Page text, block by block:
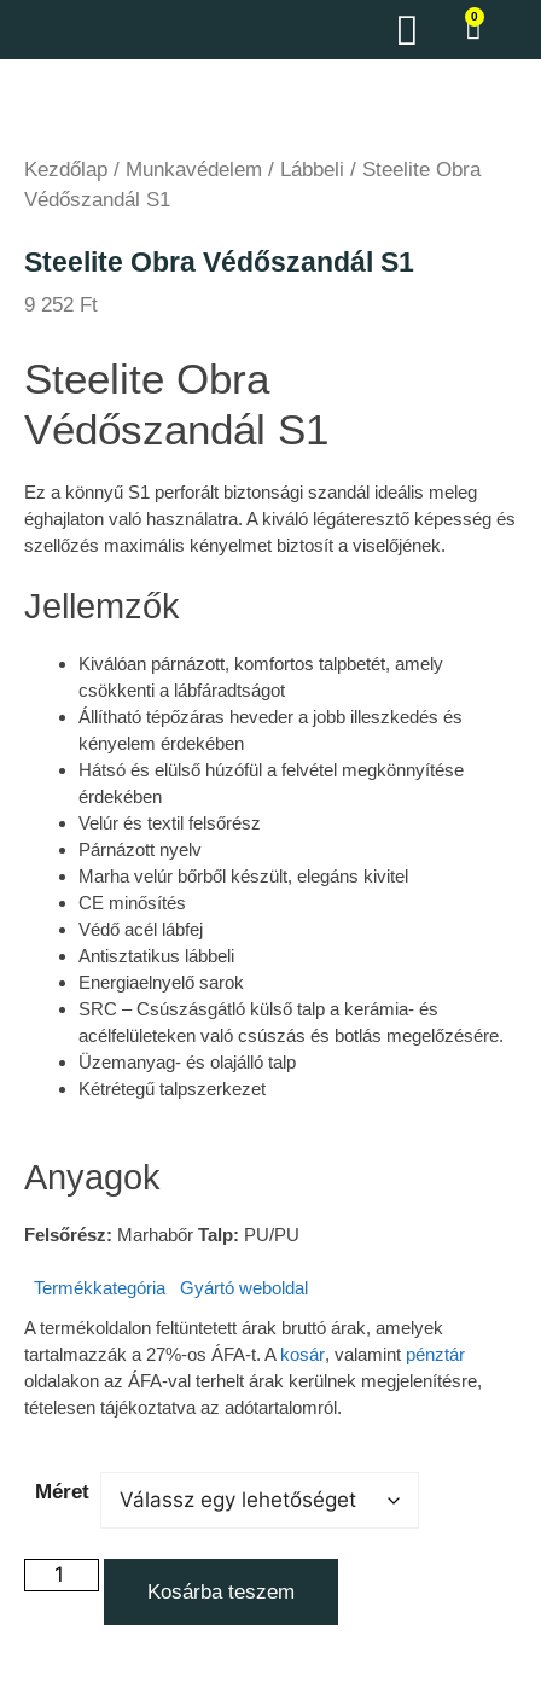
0
Kezdőlap / Munkavédelem / Lábbeli / Steelite Obra
Védőszandál S1
Steelite Obra Védőszandál S1
9 252 Ft
Steelite Obra
Védőszandál S1
Ez a könnyű S1 perforált biztonsági szandál ideális meleg
éghajlaton való használatra. A kiváló légáteresztő képesség és
szellőzés maximális kényelmet biztosít a viselőjének.
Jellemzők
Kiválóan párnázott, komfortos talpbetét, amely
csökkenti a lábfáradtságot
Állítható tépőzáras heveder a jobb illeszkedés és
kényelem érdekében
Hátsó és elülső húzófül a felvétel megkönnyítése
érdekében
Velúr és textil felsőrész
Párnázott nyelv
Marha velúr bőrből készült, elegáns kivitel
CE minősítés
Védő acél lábfej
Antisztatikus lábbeli
Energiaelnyelő sarok
SRC – Csúszásgátló külső talp a kerámia- és
acélfelületeken való csúszás és botlás megelőzésére.
Üzemanyag- és olajálló talp
Kétrétegű talpszerkezet
Anyagok
Felsőrész: Marhabőr Talp: PU/PU
Termékkategória
Gyártó weboldal
A termékoldalon feltüntetett árak bruttó árak, amelyek
tartalmazzák a 27%-os ÁFA-t. A kosár, valamint pénztár
oldalakon az ÁFA-val terhelt árak kerülnek megjelenítésre,
tételesen tájékoztatva az adótartalomról.
Méret
Kosárba teszem